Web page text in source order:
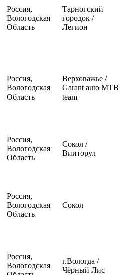
Россия,
Вологодская
Область
Тарногский
городок /
Легион
Россия,
Вологодская
Область
Верховажье /
Garant auto MTB
team
Россия,
Вологодская
Область
Сокол /
Вииторул
Россия,
Вологодская
Область
Сокол
Россия,
Вологодская
г.Вологда /
Чёрный Лис